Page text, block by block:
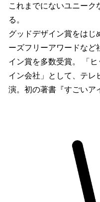
これまでにないユニーク
る。
グッドデザイン賞をはじ
ーズフリーアワードなど
イン賞を多数受賞。 「
イン会社」として、テレ
演。初の著書『すごいア